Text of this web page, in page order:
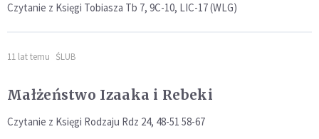
Czytanie z Księgi Tobiasza Tb 7, 9C-10, LIC-17 (WLG)
11 lat temu ŚLUB
Małżeństwo Izaaka i Rebeki
Czytanie z Księgi Rodzaju Rdz 24, 48-51 58-67